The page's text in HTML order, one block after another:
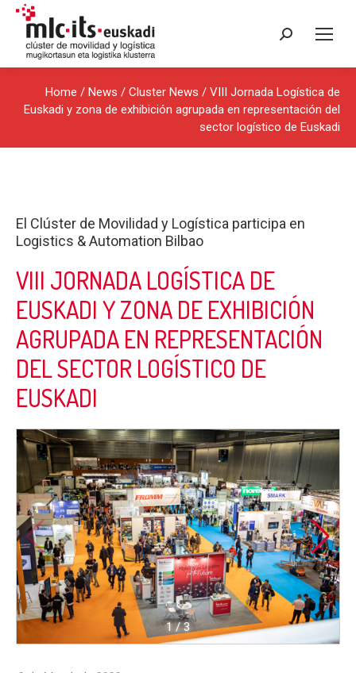
Search:
Home / News / Cluster News / VIII Jornada Logística de
Euskadi y zona de exhibición agrupada en representación del
sector logístico de Euskadi
El Clúster de Movilidad y Logística participa en
Logistics & Automation Bilbao
VIII JORNADA LOGÍSTICA DE
EUSKADI Y ZONA DE EXHIBICIÓN
AGRUPADA EN REPRESENTACIÓN
DEL SECTOR LOGÍSTICO DE
EUSKADI
1/3